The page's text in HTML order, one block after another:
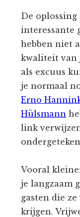
De
interessante
hebben niet
kwaliteit van
als excuus
je normaal
Erno
Hülsmann
link
Vooral
je langzaam
gasten die
krijgen.